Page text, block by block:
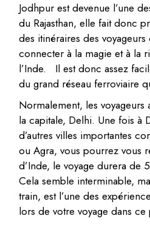
Jodhpur est devenue l’une
du Rajasthan, elle fait donc
des itinéraires des
connecter à la magie et à la
l’Inde. Il est donc assez
du grand réseau ferroviaire
Normalement, les voyageurs
la capitale, Delhi. Une fois à
d’autres villes importantes
ou Agra, vous pourrez vous
d’Inde, le voyage durera de
Cela semble interminable,
train, est l’une des
lors de votre voyage dans ce